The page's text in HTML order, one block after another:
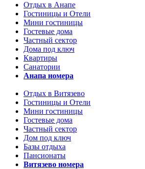
Отдых в Анапе
Гостиницы и Отели
Мини гостиницы
Гостевые дома
Частный сектор
Дома под ключ
Квартиры
Санатории
Анапа номера
Отдых в Витязево
Гостиницы и Отели
Мини гостиницы
Гостевые дома
Частный сектор
Дом под ключ
Базы отдыха
Пансионаты
Витязево номера